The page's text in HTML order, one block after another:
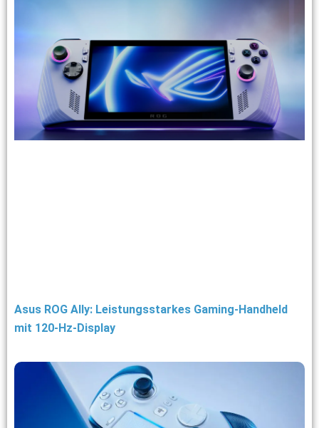
Asus ROG Ally: Leistungsstarkes Gaming-Handheld
mit 120-Hz-Display